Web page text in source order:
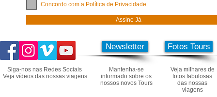
Concordo com a Política de Privacidade.
Assine Já
Newsletter
Siga-nos nas Redes Sociais
Veja vídeos das nossas viagens.
Mantenha-se
informado sobre os
nossos novos Tours
Fotos Tours
Veja milhares de
fotos fabulosas
das nossas
viagens